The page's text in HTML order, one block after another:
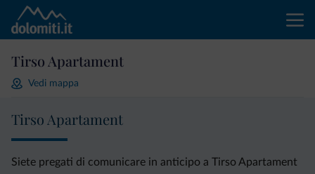
Tirso Apartament
Vedi mappa
Tirso Apartament
Siete pregati di comunicare in anticipo a Tirso Apartament